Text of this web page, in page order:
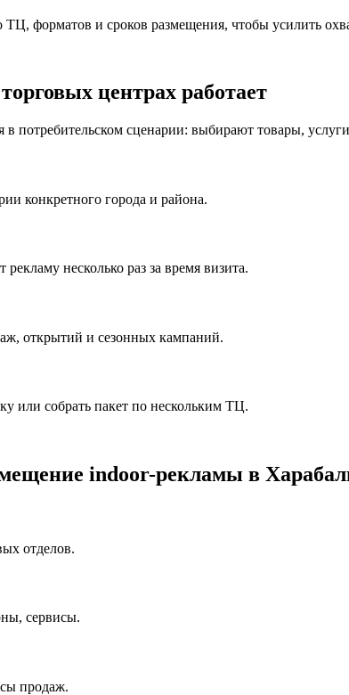
форматов и сроков размещения, чтобы усилить
центрах работает
потребительском сценарии: выбирают товары,
конкретного города и района.
несколько раз за время визита.
открытий и сезонных кампаний.
или собрать пакет по нескольким ТЦ.
indoor-рекламы в
отделов.
сервисы.
продаж.